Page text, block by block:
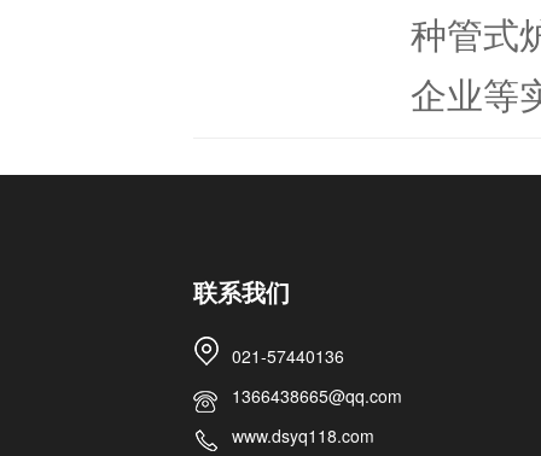
种管式
企业等
联系我们
021-57440136
1366438665@qq.com
www.dsyq118.com